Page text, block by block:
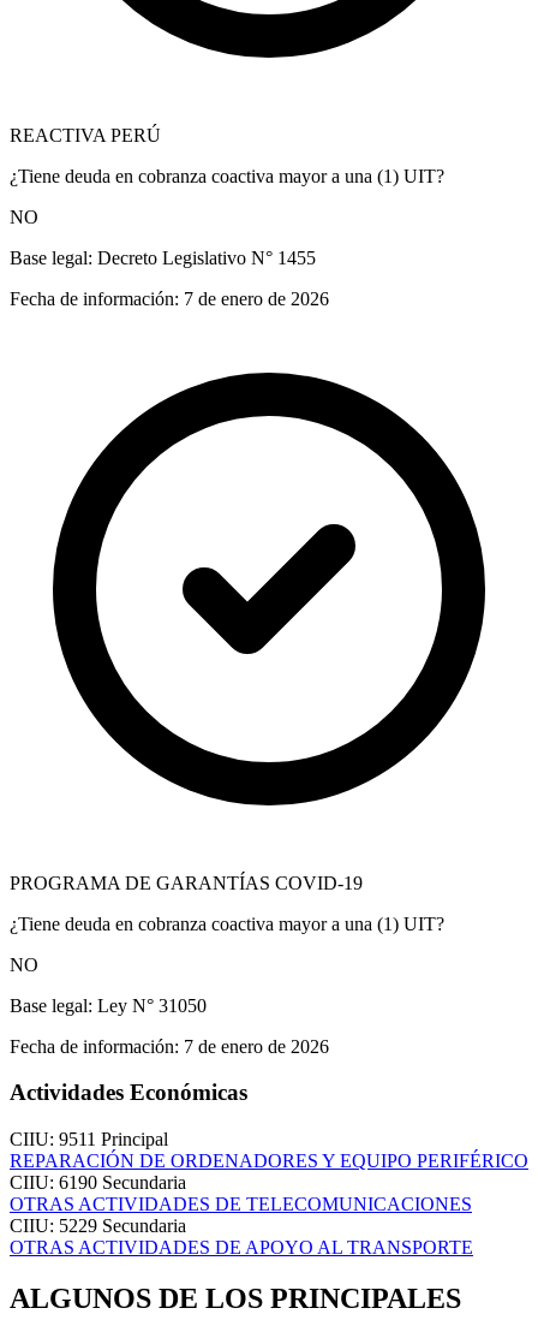
REACTIVA PERÚ
¿Tiene deuda en cobranza coactiva mayor a una (1) UIT?
NO
Base legal: Decreto Legislativo N° 1455
Fecha de información: 7 de enero de 2026
PROGRAMA DE GARANTÍAS COVID-19
¿Tiene deuda en cobranza coactiva mayor a una (1) UIT?
NO
Base legal: Ley N° 31050
Fecha de información: 7 de enero de 2026
Actividades Económicas
CIIU: 9511 Principal
REPARACIÓN DE ORDENADORES Y EQUIPO PERIFÉRICO
CIIU: 6190 Secundaria
OTRAS ACTIVIDADES DE TELECOMUNICACIONES
CIIU: 5229 Secundaria
OTRAS ACTIVIDADES DE APOYO AL TRANSPORTE
ALGUNOS DE LOS PRINCIPALES